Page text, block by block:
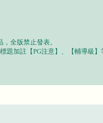
全版禁止發表。
加註【PG注意】、【輔導級】